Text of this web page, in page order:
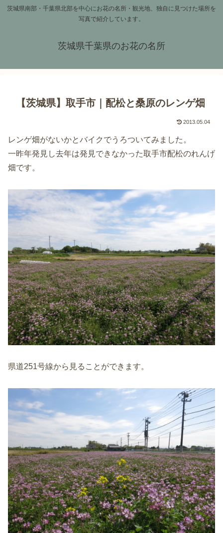
茨城県南部・千葉県北部を中心にお花の名所・観光地、独自に見つけた場所を
写真で紹介しています。
茨城県千葉県のお花の名所
【茨城県】取手市｜配松と桑原のレンゲ畑
2013.05.04
レンゲ畑がないかとバイクでうろついてみました。
一昨年発見し去年は発見できなかった取手市配松のれんげ
畑です。
県道251号線から見ることができます。